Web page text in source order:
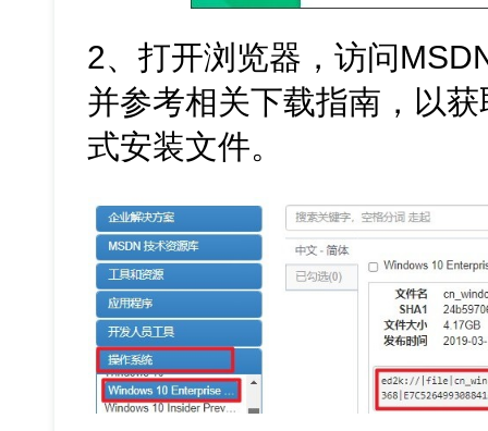
2、打开浏览器，访问
并参考相关下载指南，以
式安装文件。